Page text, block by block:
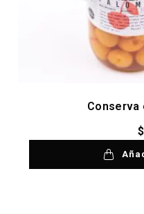
Conserva
$